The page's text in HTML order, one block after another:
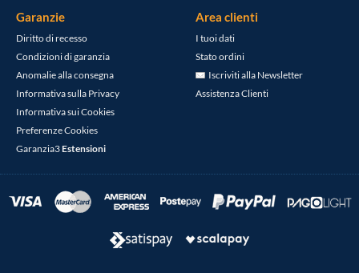
Garanzie
Diritto di recesso
Condizioni di garanzia
Anomalie alla consegna
Informativa sulla Privacy
Informativa sui Cookies
Preferenze Cookies
Garanzia3Estensioni
Area clienti
I tuoi dati
Stato ordini
Iscriviti alla Newsletter
Assistenza Clienti